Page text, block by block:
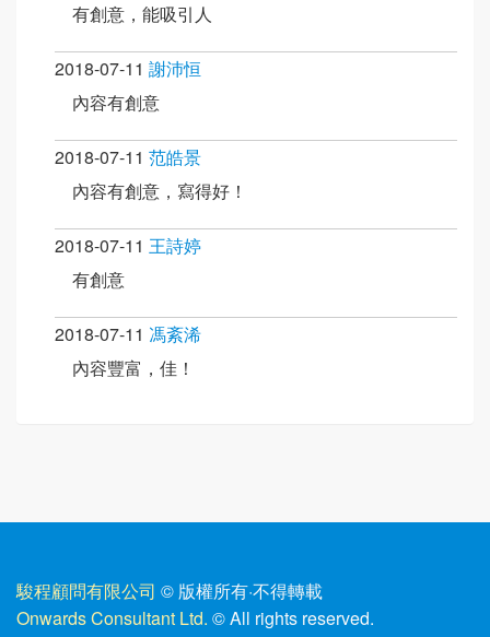
有創意，能吸引人
2018-07-11 謝沛恒
內容有創意
2018-07-11 范皓景
內容有創意，寫得好！
2018-07-11 王詩婷
有創意
2018-07-11 馮紊浠
內容豐富，佳！
駿程顧問有限公司 © 版權所有·不得轉載
Onwards Consultant Ltd. © All rights reserved.